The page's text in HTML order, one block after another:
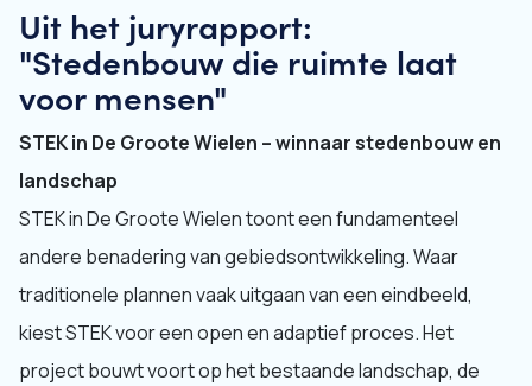
Uit het juryrapport:
"Stedenbouw die ruimte laat
voor mensen"
STEK in De Groote Wielen – winnaar stedenbouw en
landschap
STEK in De Groote Wielen toont een fundamenteel
andere benadering van gebiedsontwikkeling. Waar
traditionele plannen vaak uitgaan van een eindbeeld,
kiest STEK voor een open en adaptief proces. Het
project bouwt voort op het bestaande landschap, de